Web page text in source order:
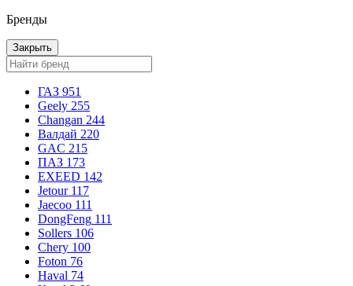
Бренды
Закрыть
ГАЗ 951
Geely 255
Changan 244
Валдай 220
GAC 215
ПАЗ 173
EXEED 142
Jetour 117
Jaecoo 111
DongFeng 111
Sollers 106
Chery 100
Foton 76
Haval 74